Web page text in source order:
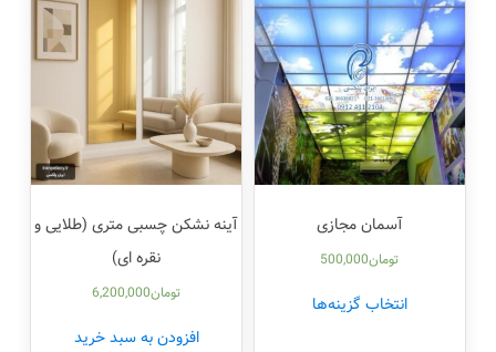
آسمان مجازی
تومان500,000
انتخاب گزینه‌ها
آینه نشکن چسبی متری (طلایی و
نقره ای)
تومان6,200,000
افزودن به سبد خرید